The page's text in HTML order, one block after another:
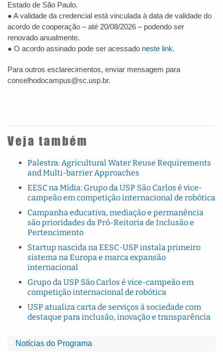
Notícias do Programa
Estado de São Paulo.
● A validade da credencial está vinculada à data de validade do
acordo de cooperação – até 20/08/2026 – podendo ser
renovado anualmente.
● O acordo assinado pode ser acessado neste link.
Para outros esclarecimentos, enviar mensagem para
conselhodocampus@sc.usp.br.
Veja também
Palestra: Agricultural Water Reuse Requirements
and Multi-barrier Approaches
EESC na Mídia: Grupo da USP São Carlos é vice-
campeão em competição internacional de robótica
Campanha educativa, mediação e permanência
são prioridades da Pró-Reitoria de Inclusão e
Pertencimento
Startup nascida na EESC-USP instala primeiro
sistema na Europa e marca expansão
internacional
Grupo da USP São Carlos é vice-campeão em
competição internacional de robótica
USP atualiza carta de serviços à sociedade com
destaque para inclusão, inovação e transparência